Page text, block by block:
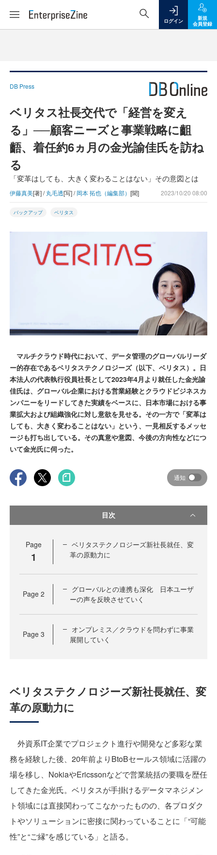
ログイン
新規
会員登録
DB Press
ベリタス社長交代で「経営を変え
る」──顧客ニーズと事業戦略に齟
齬、着任約6ヵ月の金光諭佳氏を訪ね
る
「変革はしても、大きく変わることはない」その意図とは
伊藤真美[著] /丸毛透[写] /岡本 拓也（編集部） [聞] 2023/10/20 08:00
バックアップ ベリタス
マルチクラウド時代において、データ管理のグローバルリーダ
ー的存在であるベリタステクノロジーズ（以下、ベリタス）。日
本法人の代表執行役員社長として2023年4月より就任した金光諭
佳氏は、グローバル企業における営業経験とクラウドビジネスカ
ンパニーをリードしてきた実績をベースに、日本市場における事
業拡大および組織強化に対し意欲を見せる。その一方で「変革は
しても、大きく変わることはない」という、一見相反するメッセ
ージも打ち出している。その真意や意図、今後の方向性などにつ
いて金光氏に伺った。
通知
目次
Page
1
ベリタステクノロジーズ新社長就任、変
革の原動力に
Page 2
グローバルとの連携も深化 日本ユーザ
ーの声を反映させていく
Page 3
オンプレミス／クラウドを問わずに事業
展開していく
ベリタステクノロジーズ新社長就任、変
革の原動力に
外資系IT企業でプロジェクト進行や開発など多彩な業
務を経験した後、20年前よりBtoBセールス領域に活躍の
場を移し、NokiaやEricssonなどで営業統括の要職を歴任
してきた金光氏。ベリタスが手掛けるデータマネジメン
ト領域には直接関わってこなかったものの、各プロダク
トやソリューションに密接に関わっていることに「“可能
性”と“ご縁”を感じている」と語る。